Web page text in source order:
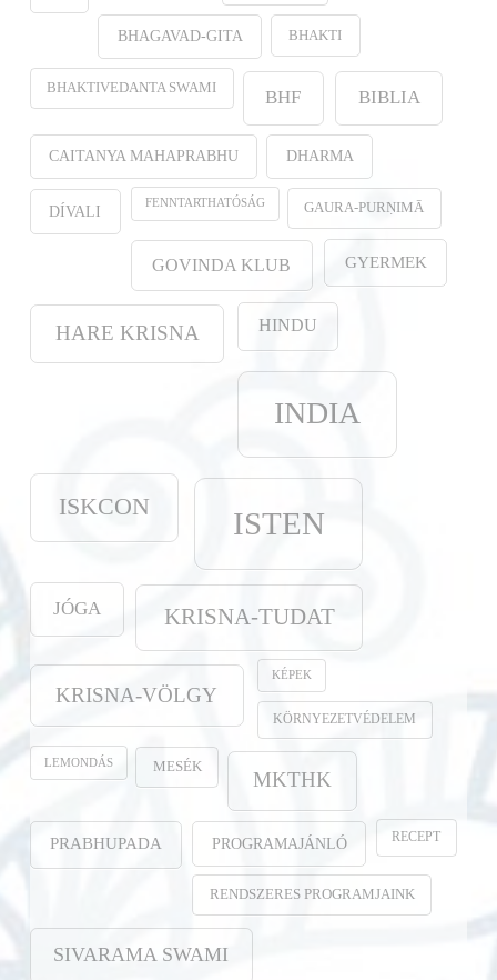
BHAGAVAD-GITA BHAKTI
BHAKTIVEDANTA SWAMI BHF BIBLIA
CAITANYA MAHAPRABHU DHARMA
DÍVALI FENNTARTHATÓSÁG GAURA-PURṆIMĀ
GOVINDA KLUB GYERMEK
HARE KRISNA HINDU
INDIA
ISKCON ISTEN
JÓGA KRISNA-TUDAT
KRISNA-VÖLGY
KÉPEK
KÖRNYEZETVÉDELEM
LEMONDÁS MESÉK
MKTHK
PRABHUPADA PROGRAMAJÁNLÓ RECEPT
RENDSZERES PROGRAMJAINK
SIVARAMA SWAMI